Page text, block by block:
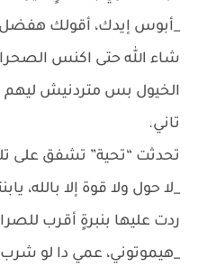
_أبوس إيدك، أقولك
شاء الله حتى اكنس
الخيول بس متردنيش ليهم
تاني.
تحدثت “تحية” تشفق على
_لا حول ولا قوة إلا بالله،
ردت عليها بنبرةٍ أقرب
_هيموتوني، عمي دا لو